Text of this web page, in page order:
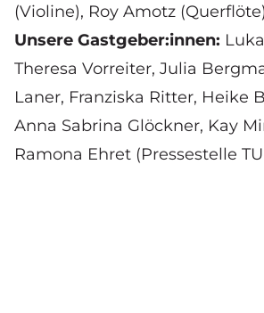
(Violine), Roy Amotz (Querflöte)
Unsere Gastgeber:innen:
Theresa Vorreiter, Julia
Laner, Franziska Ritter, Heike
Anna Sabrina Glöckner, Kay
Ramona Ehret (Pressestelle